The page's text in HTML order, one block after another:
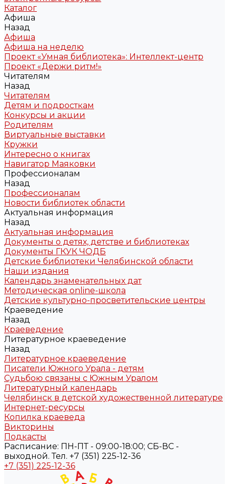
Каталог
Афиша
Назад
Афиша
Афиша на неделю
Проект «Умная библиотека»: Интеллект-центр
Проект «Держи ритм!»
Читателям
Назад
Читателям
Детям и подросткам
Конкурсы и акции
Родителям
Виртуальные выставки
Кружки
Интересно о книгах
Навигатор Маяковки
Профессионалам
Назад
Профессионалам
Новости библиотек области
Актуальная информация
Назад
Актуальная информация
Документы о детях, детстве и библиотеках
Документы ГКУК ЧОДБ
Детские библиотеки Челябинской области
Наши издания
Календарь знаменательных дат
Методическая online-школа
Детские культурно-просветительские центры
Краеведение
Назад
Краеведение
Литературное краеведение
Назад
Литературное краеведение
Писатели Южного Урала - детям
Судьбою связаны с Южным Уралом
Литературный календарь
Челябинск в детской художественной литературе
Интернет-ресурсы
Копилка краеведа
Викторины
Подкасты
Расписание: ПН-ПТ - 09:00-18:00; СБ-ВС -
выходной. Тел. +7 (351) 225-12-36
+7 (351) 225-12-36